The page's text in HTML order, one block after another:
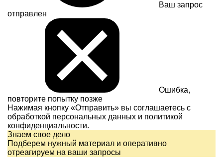
Ваш запрос
отправлен
Ошибка,
повторите попытку позже
Нажимая кнопку «Отправить» вы соглашаетесь с
обработкой персональных данных и политикой
конфиденциальности.
Знаем свое дело
Подберем нужный материал и оперативно
отреагируем на ваши запросы